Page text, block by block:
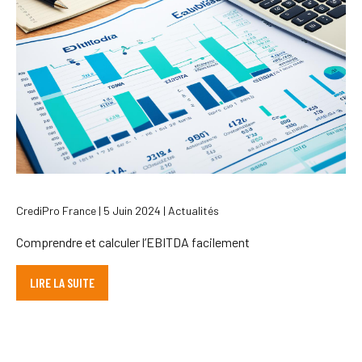
CrediPro France | 5 Juin 2024 | Actualités
Comprendre et calculer l’EBITDA facilement
LIRE LA SUITE